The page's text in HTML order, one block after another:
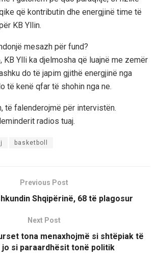
që kontributin dhe energjinë time të
KB Yllin.
mesazh për fund?
KB Ylli ka djelmosha që luajnë me zemër
do të japim gjithë energjinë nga
të kenë qfar të shohin nga ne.
të falenderojmë për intervistën.
radios tuaj.
basketboll
Previous Post
Shqipërinë, 68 të plagosur
Next Post
tona menaxhojmë si shtëpiak të
jo si paraardhësit tonë politik